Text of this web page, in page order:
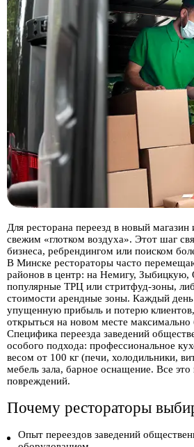
Для ресторана переезд в новый
свежим «глотком воздуха». Этот шаг
бизнеса, ребрендингом или поиском
В Минске рестораторы часто
районов в центр: на Немигу, Зыбицкую,
популярные ТРЦ или стритфуд-зоны,
стоимости арендные зоны. Каждый день
упущенную прибыль и потерю
открыться на новом месте максимально
Специфика переезда заведений
особого подхода: профессиональное
весом от 100 кг (печи, холодильники,
мебель зала, барное оснащение. Все это
повреждений.
Почему рестораторы
Опыт переездов заведений